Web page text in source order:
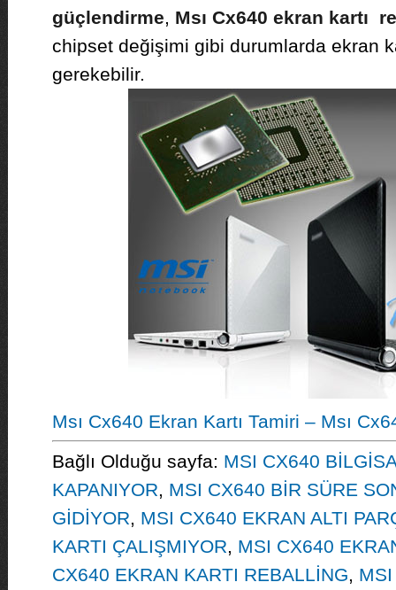
güçlendirme, Msı Cx640 ekran kartı
chipset değişimi gibi durumlarda ekran
gerekebilir.
Msı Cx640 Ekran Kartı Tamiri – Msı
Bağlı Olduğu sayfa: MSI CX640
KAPANIYOR, MSI CX640 BİR SÜRE
GİDİYOR, MSI CX640 EKRAN ALTI
KARTI ÇALIŞMIYOR, MSI CX640
CX640 EKRAN KARTI REBALLİNG,